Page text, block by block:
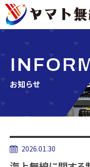
船
舶
器・
線
器
等
の
販
売・
お知らせ
2026.01.30